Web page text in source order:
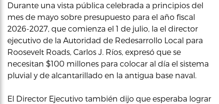
Durante una vista pública celebrada a principios del
mes de mayo sobre presupuesto para el año fiscal
2026-2027, que comienza el 1 de julio, la el director
ejecutivo de la Autoridad de Redesarrollo Local para
Roosevelt Roads, Carlos J. Ríos, expresó que se
necesitan $100 millones para colocar al día el sistema
pluvial y de alcantarillado en la antigua base naval.
El Director Ejecutivo también dijo que esperaba lograr